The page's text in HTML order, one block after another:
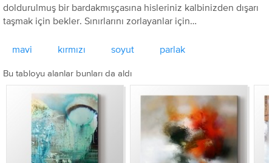
doldurulmuş bir bardakmışçasına hisleriniz kalbinizden dışarı
taşmak için bekler. Sınırlarını zorlayanlar için…
mavi kırmızı soyut parlak
Bu tabloyu alanlar bunları da aldı